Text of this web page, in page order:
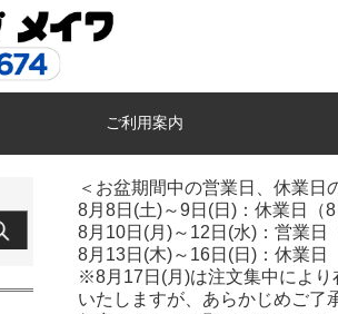
ご利用案内
＜お盆期間中の営業日、休業日
8月8日(土)～9日(日)：休業日（8
8月10日(月)～12日(水)：営業日
8月13日(木)～16日(日)：休業日
※8月17日(月)は注文集中により
いたしますが、あらかじめご了